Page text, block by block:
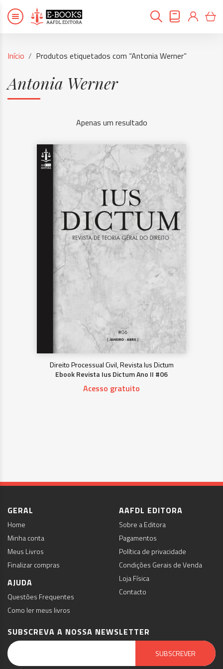
Início Produtos etiquetados com “Antonia Werner”
Antonia Werner
Apenas um resultado
Direito Processual Civil, Revista Ius Dictum
Ebook Revista Ius Dictum Ano II #06
Acesso gratuito
GERAL
Home
Minha conta
Meus Livros
Finalizar compras
AJUDA
Questões Frequentes
Como ler meus livros
AAFDL EDITORA
Sobre a Editora
Pagamentos
Política de privacidade
Condições Gerais de Venda
Loja Física
Contacto
SUBSCREVA A NOSSA NEWSLETTER
SUBSCREVER
Email Marketing by E-goi